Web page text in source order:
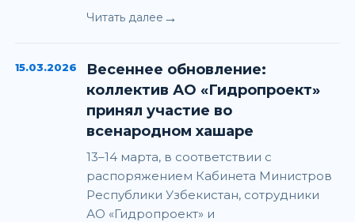
Читать далее →
15.03.2026
Весеннее обновление:
коллектив АО «Гидропроект»
принял участие во
всенародном хашаре
13–14 марта, в соответствии с
распоряжением Кабинета Министров
Республики Узбекистан, сотрудники
АО «Гидропроект» и